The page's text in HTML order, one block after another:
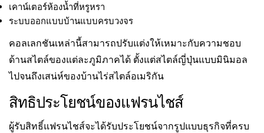
เคาน์เตอร์ห้องน้ำที่หรูหรา
ระบบออกแบบบ้านแบบครบวงจร
คอลเลกชันเหล่านี้สามารถปรับแต่งให้เหมาะกับความชอบ
ด้านสไตล์ของแต่ละภูมิภาคได้ ตั้งแต่สไตล์ญี่ปุ่นแบบมินิมอล
ไปจนถึงเสน่ห์ของบ้านไร่สไตล์อเมริกัน
สิทธิประโยชน์ของแฟรนไชส์
ผู้รับสิทธิ์แฟรนไชส์จะได้รับประโยชน์จากรูปแบบธุรกิจที่ครบ